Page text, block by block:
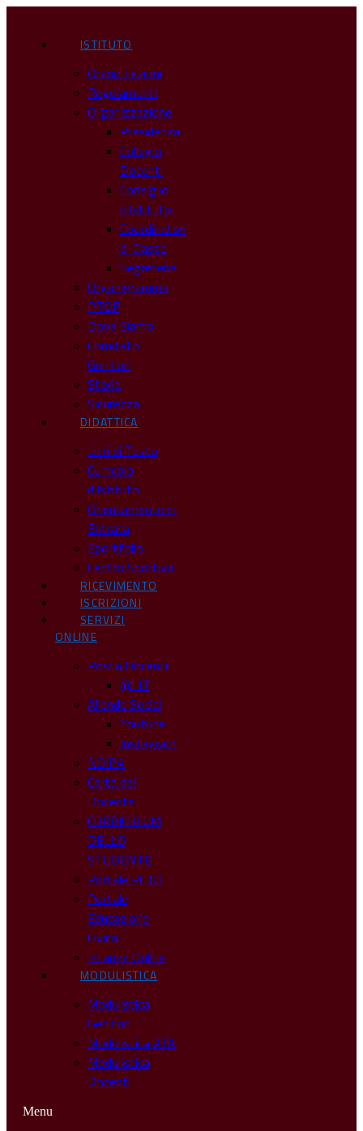
ISTITUTO
Orario Lezioni
Regolamenti
Organizzazione
Presidenza
Collegio
Docenti
Consiglio
d’Istituto
Coordinatori
di Classe
Segreteria
Organigramma
PTOF
Dove Siamo
Comitato
Genitori
Storia
Sicurezza
DIDATTICA
Libri di Testo
Curricolo
d’Istituto
Orientamento in
Entrata
Eportfolio
Centro Sportivo
RICEVIMENTO
ISCRIZIONI
SERVIZI
ONLINE
Posta Docenti
@ .IT
Allende Social
Youtube
Instagram
NOIPA
Carta del
Docente
CURRICULUM
DELLO
STUDENTE
Portale PCTO
Portale
Educazione
Civica
Istanze Online
MODULISTICA
Modulistica
Genitori
Modulistica ATA
Modulistica
Docenti
Menu